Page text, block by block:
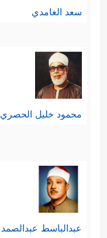
سعد الغامدي
محمود خليل الحصري
عبدالباسط عبدالصمد